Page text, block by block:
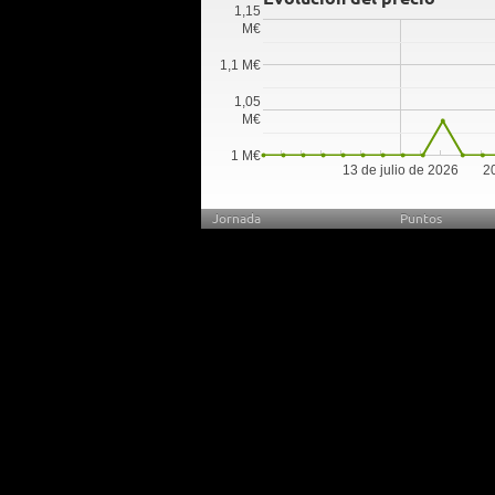
13 de julio de 2026
1 M€
1,05
M€
1,1 M€
1,15
M€
Jornada Puntos